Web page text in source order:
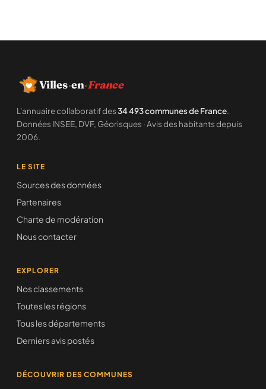
Villes·en·France
L'annuaire collaboratif des34 493 communes de France.
Données INSEE, DVF, Géorisques · Avis des habitants depuis
2006.
LE SITE
Sources des données
Partenaires
Charte de modération
Nous contacter
EXPLORER
Nos classements
Toutes les régions
Tous les départements
Derniers avis postés
DÉCOUVRIR DES COMMUNES